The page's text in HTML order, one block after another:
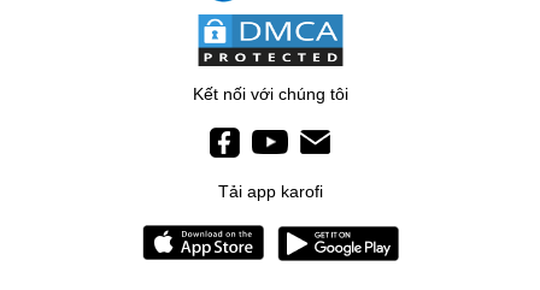
Kết nối với chúng tôi
Tải app karofi